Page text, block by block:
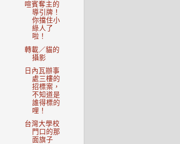
喧賓奪主的
導引牌！
你擋住小
綠人了
啦！
轉載／貓的
攝影
日內瓦辦事
處三樓的
招標案，
不知道是
誰得標的
哩！
台灣大學校
門口的那
面旗子